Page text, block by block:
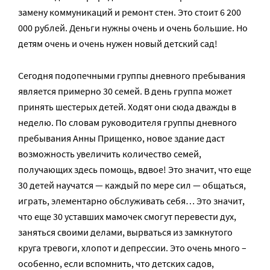
замену коммуникаций и ремонт стен. Это стоит 6 200
000 рублей. Деньги нужны очень и очень большие. Но
детям очень и очень нужен новый детский сад!
Сегодня подопечными группы дневного пребывания
является примерно 30 семей. В день группа может
принять шестерых детей. Ходят они сюда дважды в
неделю. По словам руководителя группы дневного
пребывания Анны Прищенко, новое здание даст
возможность увеличить количество семей,
получающих здесь помощь, вдвое! Это значит, что еще
30 детей научатся — каждый по мере сил — общаться,
играть, элементарно обслуживать себя… Это значит,
что еще 30 уставших мамочек смогут перевести дух,
заняться своими делами, вырваться из замкнутого
круга тревоги, хлопот и депрессии. Это очень много –
особенно, если вспомнить, что детских садов,